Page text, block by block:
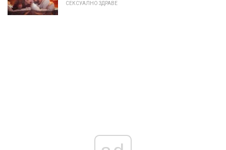
СЕКСУАЛНО ЗДРАВЕ